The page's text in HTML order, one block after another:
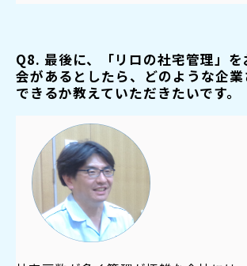
Q8. 最後に、「リロの社宅管理」
会があるとしたら、どのような企
できるか教えていただきたいです。